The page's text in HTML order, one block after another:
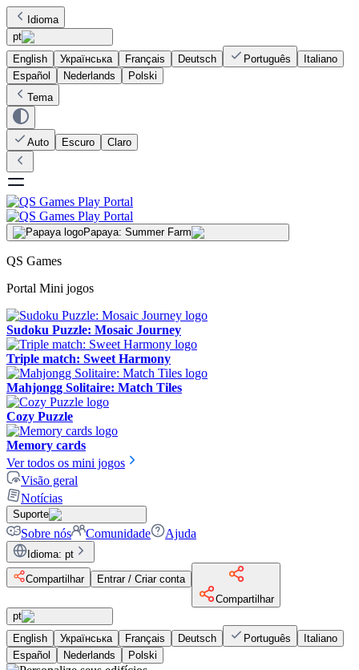
Idioma
pt
English
Українська Français Deutsch Português
Italiano
Español
Nederlands
Polski
Tema
Auto Escuro Claro
Papaya: Summer Farm
QS Games
Portal Mini jogos
Sudoku Puzzle: Mosaic Journey
Triple match: Sweet Harmony
Mahjongg Solitaire: Match Tiles
Cozy Puzzle
Memory cards
Ver todos os mini jogos
Visão geral
Notícias
Suporte
Sobre nós Comunidade Ajuda
Idioma: pt
Compartilhar
Entrar / Criar conta
Compartilhar
pt
English
Українська Français Deutsch Português
Italiano
Español
Nederlands Polski